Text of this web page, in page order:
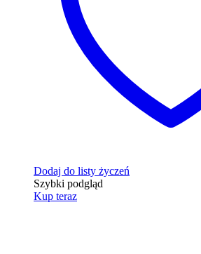
Dodaj do listy życzeń
Szybki podgląd
Kup teraz